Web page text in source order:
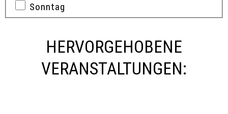
Sonntag
HERVORGEHOBENE
VERANSTALTUNGEN: